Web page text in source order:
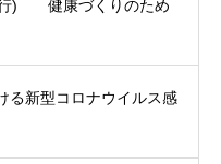
行) 健康づくりのため
る新型コロナウイルス感